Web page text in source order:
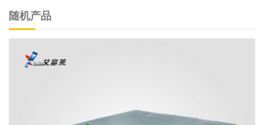
随机产品